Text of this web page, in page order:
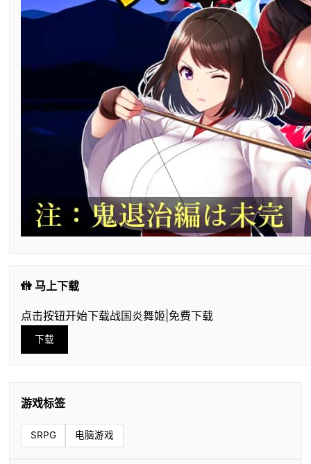
🚻 马上下载
点击按钮开始下载战国炎舞姬|免费下载
下载
游戏标签
SRPG 电脑游戏